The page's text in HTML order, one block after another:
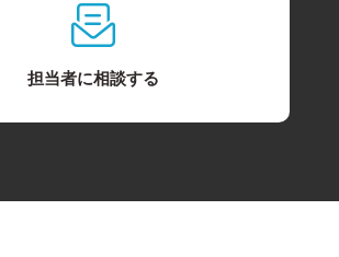
担当者に相談する